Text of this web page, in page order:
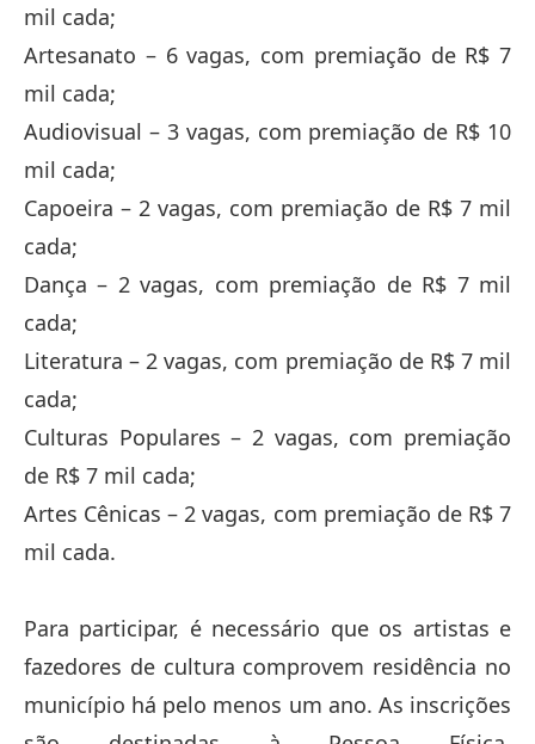
mil cada;
Artesanato – 6 vagas, com premiação de R$ 7
mil cada;
Audiovisual – 3 vagas, com premiação de R$ 10
mil cada;
Capoeira – 2 vagas, com premiação de R$ 7 mil
cada;
Dança – 2 vagas, com premiação de R$ 7 mil
cada;
Literatura – 2 vagas, com premiação de R$ 7 mil
cada;
Culturas Populares – 2 vagas, com premiação
de R$ 7 mil cada;
Artes Cênicas – 2 vagas, com premiação de R$ 7
mil cada.
Para participar, é necessário que os artistas e
fazedores de cultura comprovem residência no
município há pelo menos um ano. As inscrições